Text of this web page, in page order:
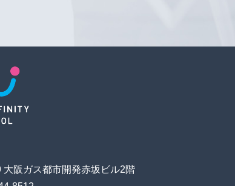
阪ガス都市開発赤坂ビル2階